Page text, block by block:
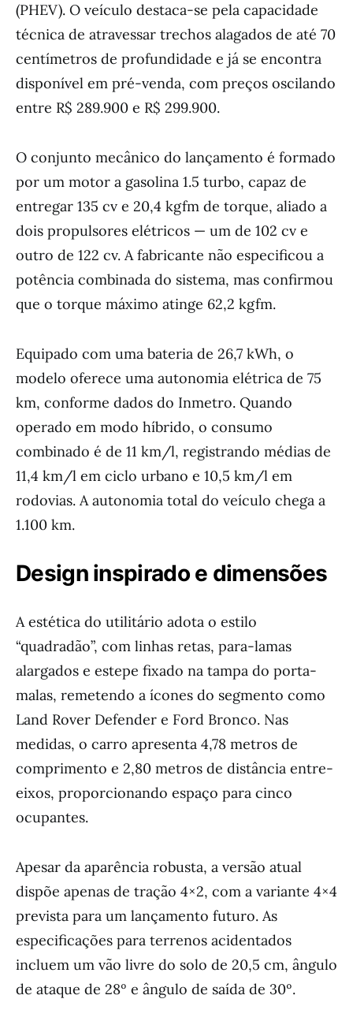
(PHEV). O veículo destaca-se pela capacidade
técnica de atravessar trechos alagados de até 70
centímetros de profundidade e já se encontra
disponível em pré-venda, com preços oscilando
entre R$ 289.900 e R$ 299.900.
O conjunto mecânico do lançamento é formado
por um motor a gasolina 1.5 turbo, capaz de
entregar 135 cv e 20,4 kgfm de torque, aliado a
dois propulsores elétricos — um de 102 cv e
outro de 122 cv. A fabricante não especificou a
potência combinada do sistema, mas confirmou
que o torque máximo atinge 62,2 kgfm.
Equipado com uma bateria de 26,7 kWh, o
modelo oferece uma autonomia elétrica de 75
km, conforme dados do Inmetro. Quando
operado em modo híbrido, o consumo
combinado é de 11 km/l, registrando médias de
11,4 km/l em ciclo urbano e 10,5 km/l em
rodovias. A autonomia total do veículo chega a
1.100 km.
Design inspirado e dimensões
A estética do utilitário adota o estilo
“quadradão”, com linhas retas, para-lamas
alargados e estepe fixado na tampa do porta-
malas, remetendo a ícones do segmento como
Land Rover Defender e Ford Bronco. Nas
medidas, o carro apresenta 4,78 metros de
comprimento e 2,80 metros de distância entre-
eixos, proporcionando espaço para cinco
ocupantes.
Apesar da aparência robusta, a versão atual
dispõe apenas de tração 4×2, com a variante 4×4
prevista para um lançamento futuro. As
especificações para terrenos acidentados
incluem um vão livre do solo de 20,5 cm, ângulo
de ataque de 28º e ângulo de saída de 30º.